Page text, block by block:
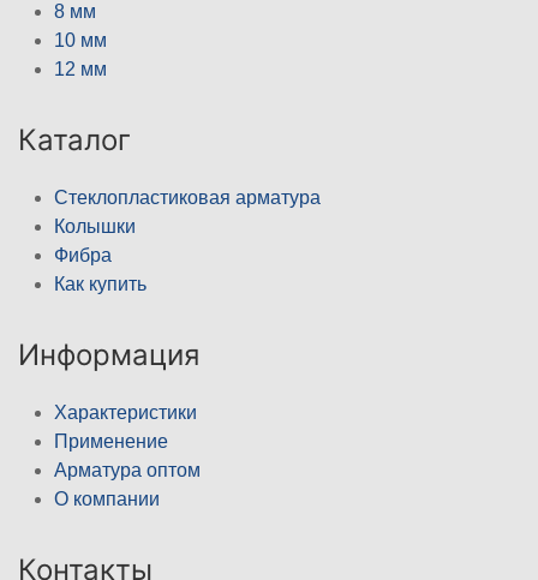
8 мм
10 мм
12 мм
Каталог
Стеклопластиковая арматура
Колышки
Фибра
Как купить
Информация
Характеристики
Применение
Арматура оптом
О компании
Контакты